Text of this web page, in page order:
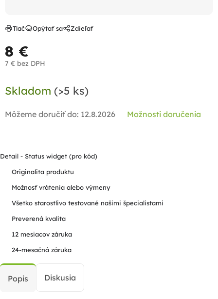
8 €
7 € bez DPH
cena:
Skladom (>5 ks)
Môžeme doručiť do: 12.8.2026 Možnosti doručenia
Tlač Opýtať sa Zdieľať
Detail - Status widget (pro kód)
Originalita produktu
Možnosť vrátenia alebo výmeny
Všetko starostlivo testované našimi špecialistami
Preverená kvalita
12 mesiacov záruka
24-mesačná záruka
Popis Diskusia